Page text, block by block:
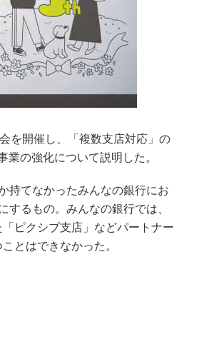
を開催し、「複数支店対応」の
の強化について説明した。
持てなかったみんなの銀行にお
するもの。みんなの銀行では、
ピクシブ支店」などパートナー
とはできなかった。